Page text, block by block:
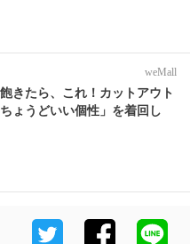
weMall
きたら、これ！カットアウト
ょうどいい個性」を着回し